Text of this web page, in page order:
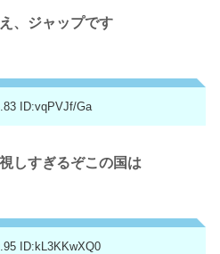
、ジャップです
ID:vqPVJf/Ga
しすぎるぞこの国は
ID:kL3KKwXQ0